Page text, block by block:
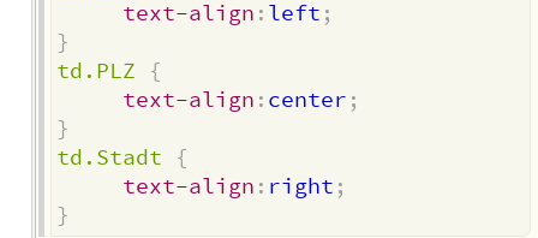
text-align : left ;
}
td.PLZ
{
text-align : center ;
}
td.Stadt
{
text-align : right ;
}